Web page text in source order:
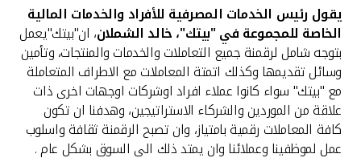
يقول رئيس الخدمات المصرفية للأفراد والخدمات المالية
الخاصة للمجموعة في "بيتك"، خالد الشملان، ان"بيتك"يعمل
بتوجه شامل لرقمنة جميع التعاملات والخدمات والمنتجات، وتأمين
وسائل تقديمها وكذلك اتمتة المعاملات مع الاطراف المتعاملة
مع "بيتك" سواء كانوا عملاء افراد اوشركات اوجهات اخرى ذات
علاقة من الموردين والشركاء الاستراتيجين، وهدفنا ان تكون
كافة المعاملات رقمية بامتياز، وان تصبح الرقمنة ثقافة واسلوب
عمل لموظفينا وعملائنا وان يمتد ذلك الى السوق بشكل عام .